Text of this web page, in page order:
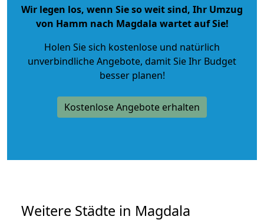
Wir legen los, wenn Sie so weit sind, Ihr Umzug
von Hamm nach Magdala wartet auf Sie!
Holen Sie sich kostenlose und natürlich
unverbindliche Angebote, damit Sie Ihr Budget
besser planen!
Kostenlose Angebote erhalten
Weitere Städte in Magdala